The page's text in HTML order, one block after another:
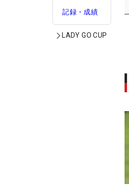
記録・成績
LADY GO CUP